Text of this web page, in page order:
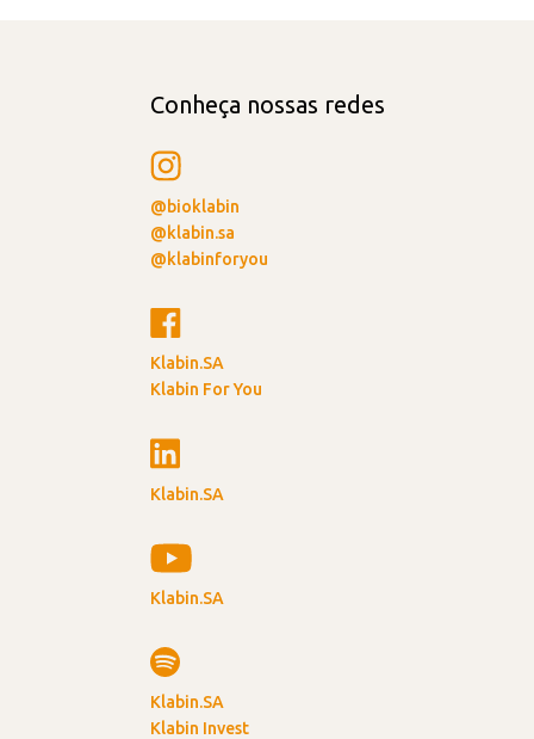
Conheça nossas redes
@bioklabin
@klabin.sa
@klabinforyou
Klabin.SA
Klabin For You
Klabin.SA
Klabin.SA
Klabin.SA
Klabin Invest